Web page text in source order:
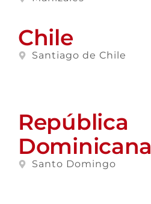
Chile
Santiago de Chile
República
Dominicana
Santo Domingo